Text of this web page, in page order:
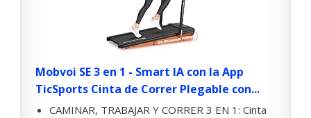
Mobvoi SE 3 en 1 - Smart IA con la App
TicSports Cinta de Correr Plegable con...
CAMINAR, TRABAJAR Y CORRER 3 EN 1: Cinta